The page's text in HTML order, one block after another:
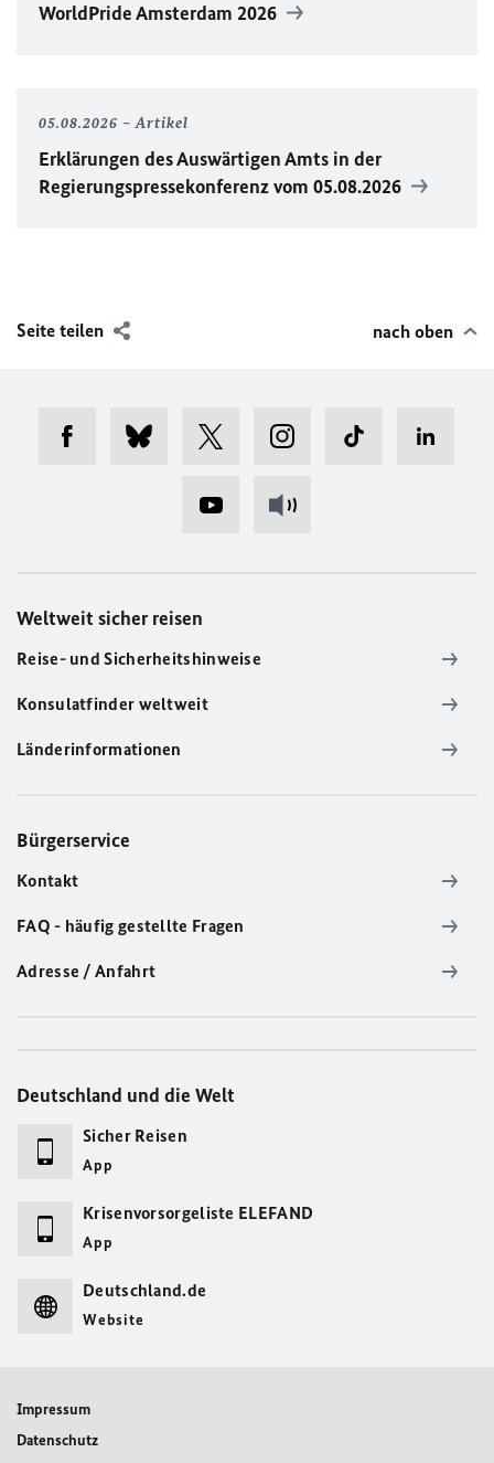
WorldPrideAmsterdam 2026
05.08.2026 Artikel
Erklärungen des Auswärtigen Amts in der
Regierungspressekonferenz vom 05.08.2026
Seite teilen nach oben
Weltweit sicher reisen
Reise- und Sicherheitshinweise
Konsulatfinder weltweit
Länderinformationen
Bürgerservice
Kontakt
FAQ - häufig gestellte Fragen
Adresse / Anfahrt
Deutschland und die Welt
Sicher Reisen
App
Krisenvorsorgeliste ELEFAND
App
Deutschland.de
Website
Impressum
Datenschutz